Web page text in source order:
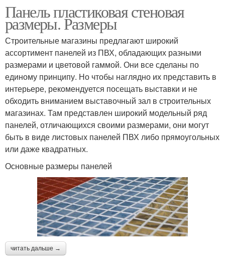
Панели на потолок Панели для стены
Панели для стен Фасадные панели
Наборные панели Стеклянные панели
Потолок из панелей
доме
Панели для внутренней
отделки
Декоративные панели
Панель пластиковая стеновая
размеры. Размеры
Строительные магазины предлагают широкий
ассортимент панелей из ПВХ, обладающих разными
размерами и цветовой гаммой. Они все сделаны по
единому принципу. Но чтобы наглядно их представить в
интерьере, рекомендуется посещать выставки и не
обходить вниманием выставочный зал в строительных
магазинах. Там представлен широкий модельный ряд
панелей, отличающихся своими размерами, они могут
быть в виде листовых панелей ПВХ либо прямоугольных
или даже квадратных.
Основные размеры панелей
читать дальше →